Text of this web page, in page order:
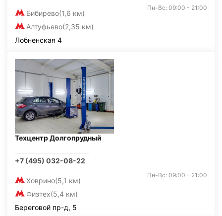
Бибирево(1,6 км)
Алтуфьево(2,35 км)
Пн-Вс: 09:00 - 21:00
Лобненская 4
Техцентр Долгопрудный
+7 (495) 032-08-22
Ховрино(5,1 км)
Физтех(5,4 км)
Пн-Вс: 09:00 - 21:00
Береговой пр-д, 5